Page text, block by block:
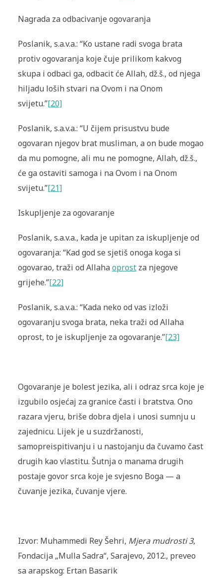
Nagrada za odbacivanje ogovaranja
Poslanik, s.a.v.a.: “Ko ustane radi svoga brata
protiv ogovaranja koje čuje prilikom kakvog
skupa i odbaci ga, odbacit će Allah, dž.š., od njega
hil­jadu loših stvari na Ovom i na Onom
svijetu.”[20]
Poslanik, s.a.v.a.: “U čijem prisustvu bude
ogovaran njegov brat musli­man, a on bude mogao
da mu pomogne, ali mu ne pomogne, Allah, dž.š.,
će ga ostaviti samoga i na Ovom i na Onom
svijetu.”[21]
Iskupljenje za ogovaranje
Poslanik, s.a.v.a., kada je upitan za iskupljenje od
ogovaranja: “Kad god se sjetiš onoga koga si
ogovarao, traži od Allahaoprostza njegove
grijehe.”[22]
Poslanik, s.a.v.a.: “Kada neko od vas izloži
ogovaranju svoga brata, neka traži od Allaha
oprost, to je iskupljenje za ogovaranje.”[23]
Ogovaranje je bolest jezika, ali i odraz srca koje je
izgubilo osjećaj za granice časti i bratstva. Ono
razara vjeru, briše dobra djela i unosi sumnju u
zajednicu. Lijek je u suzdržanosti,
samopreispitivanju i u nastojanju da čuvamo čast
drugih kao vlastitu. Šutnja o manama drugih
postaje govor srca koje je svjesno Boga — a
čuvanje jezika, čuvanje vjere.
Izvor: Muhammedi Rey Šehri, Mjera mudrosti 3,
Fondacija „Mulla Sadra“, Sarajevo, 2012., preveo
sa arapskog: Ertan Basarik